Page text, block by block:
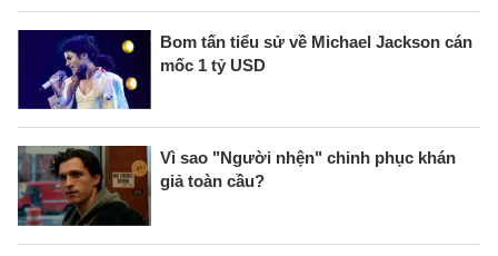
Bom tấn tiểu sử về Michael Jackson cán
mốc 1 tỷ USD
Vì sao "Người nhện" chinh phục khán
giả toàn cầu?